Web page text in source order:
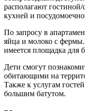
располагают
кухней и
По запросу в
яйца и молоко с
имеется площадка для
Дети смогут
обитающими на
Также к услугам
большим батутом.